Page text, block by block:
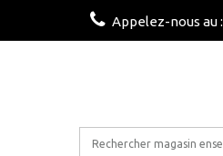
Appelez-nous au :